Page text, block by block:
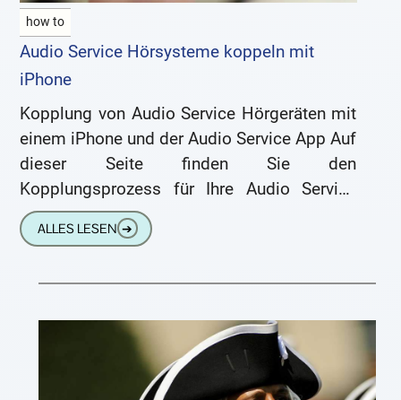
how to
Audio Service Hörsysteme koppeln mit
iPhone
Kopplung von Audio Service Hörgeräten mit
einem iPhone und der Audio Service App Auf
dieser Seite finden Sie den
Kopplungsprozess für Ihre Audio Service
Hörgeräte mit einem iPhone/iPad und der
ALLES LESEN ➔